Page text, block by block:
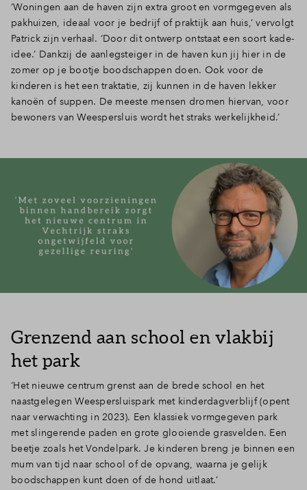
‘Woningen aan de haven zijn extra groot en vormgegeven als
pakhuizen, ideaal voor je bedrijf of praktijk aan huis,’ vervolgt
Patrick zijn verhaal. ‘Door dit ontwerp ontstaat een soort kade-
idee.’ Dankzij de aanlegsteiger in de haven kun jij hier in de
zomer op je bootje boodschappen doen. Ook voor de
kinderen is het een traktatie, zij kunnen in de haven lekker
kanoën of suppen. De meeste mensen dromen hiervan, voor
bewoners van Weespersluis wordt het straks werkelijkheid.’
Grenzend aan school en vlakbij
het park
‘Het nieuwe centrum grenst aan de brede school en het
naastgelegen Weespersluispark met kinderdagverblijf (opent
naar verwachting in 2023). Een klassiek vormgegeven park
met slingerende paden en grote glooiende grasvelden. Een
beetje zoals het Vondelpark. Je kinderen breng je binnen een
mum van tijd naar school of de opvang, waarna je gelijk
boodschappen kunt doen of de hond uitlaat.’